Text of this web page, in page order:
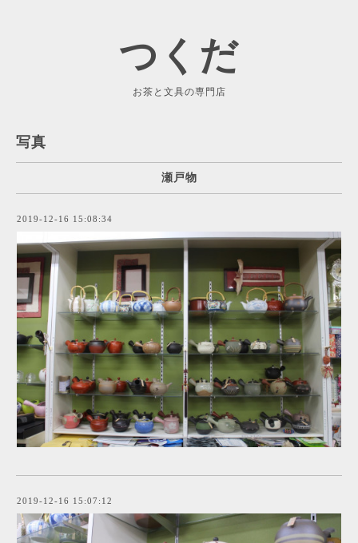
つくだ
お茶と文具の専門店
写真
瀬戸物
2019-12-16 15:08:34
2019-12-16 15:07:12